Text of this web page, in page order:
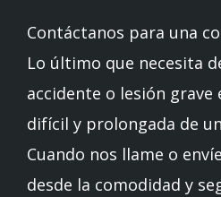
Contáctanos para una
Lo último que necesita
accidente o lesión grave
difícil y prolongada de
Cuando nos llame o
desde la comodidad y